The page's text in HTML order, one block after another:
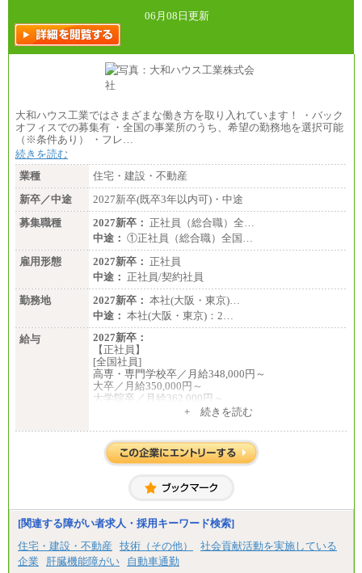
全職種共通
月給制
226,600円～390,100円（勤務地域等により異なりま
す）
・ご経験やスキルを考慮し、選考の中で決定いたし
ます。
・試用期間中も同額支給します。
06月08日更新
大和ハウス工業ではさまざまな働き方を取り入れています！ ・バック
オフィスでの募集有 ・全国の事業所のうち、希望の勤務地を選択可能
（※条件あり） ・フレ…
続きを読む
業種
住宅・建設・不動産
新卒／中途
2027新卒(既卒3年以内可)・中途
募集職種
2027新卒： 正社員（総合職）全…
中途： ①正社員（総合職）全国…
雇用形態
2027新卒： 正社員
中途： 正社員/契約社員
勤務地
2027新卒： 本社(大阪・東京)…
中途： 本社(大阪・東京)：2…
給与
2027新卒：
【正社員】
[全国社員]
高専・専門学校卒／月給348,000円～
大卒／月給350,000円～
大学院卒／月給362,000円～
[地域社員]月給295,000円～
【正社員】
[全国社員]月給348,000円～
[地域社員]月給295,000円～
【契約社員】月給200,000円～
+ 続きを読む
[関連する障がい者求人・採用キーワード検索]
住宅・建設・不動産
技術（その他）
社会貢献活動を実施している
企業
肝臓機能障がい 自動車通勤